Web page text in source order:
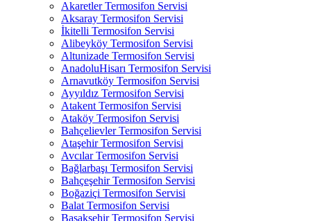
Akaretler Termosifon Servisi
Aksaray Termosifon Servisi
İkitelli Termosifon Servisi
Alibeyköy Termosifon Servisi
Altunizade Termosifon Servisi
AnadoluHisarı Termosifon Servisi
Arnavutköy Termosifon Servisi
Ayyıldız Termosifon Servisi
Atakent Termosifon Servisi
Ataköy Termosifon Servisi
Bahçelievler Termosifon Servisi
Ataşehir Termosifon Servisi
Avcılar Termosifon Servisi
Bağlarbaşı Termosifon Servisi
Bahçeşehir Termosifon Servisi
Boğaziçi Termosifon Servisi
Balat Termosifon Servisi
Başakşehir Termosifon Servisi